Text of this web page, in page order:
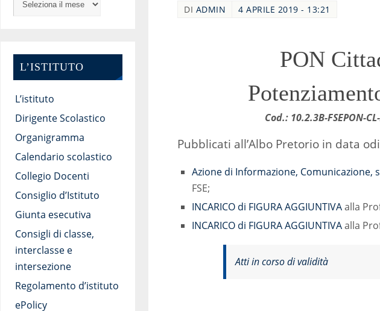
DI ADMIN 4 APRILE 2019 - 13:21
PON
Cod.: 10.2.3B-FSEPON-
Pubblicati all’Albo Pretorio in data
Azione di Informazione, Comunicazione,
FSE;
INCARICO di FIGURA AGGIUNTIVAalla
INCARICO di FIGURA AGGIUNTIVAalla
Atti in corso di validità
L’ISTITUTO
L’istituto
Dirigente Scolastico
Organigramma
Calendario scolastico
Collegio Docenti
Consiglio d’Istituto
Giunta esecutiva
Consigli di classe,
interclasse e
intersezione
Regolamento d’istituto
ePolicy